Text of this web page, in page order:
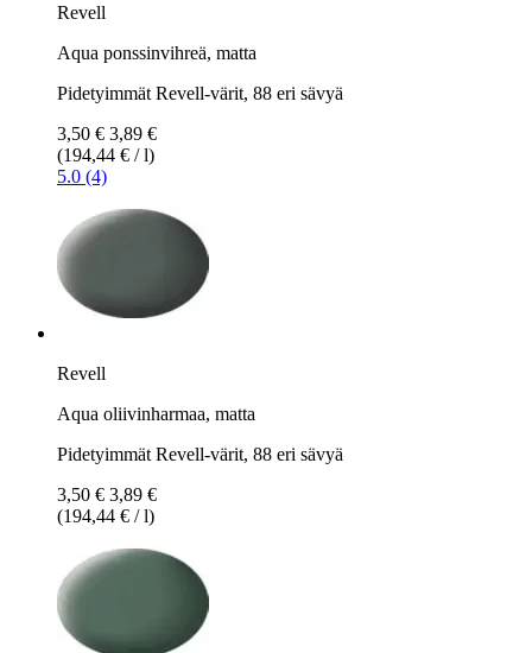
Revell
Aqua ponssinvihreä, matta
Pidetyimmät Revell-värit, 88 eri sävyä
3,50 € 3,89 €
(194,44 € / l)
5.0 (4)
Revell
Aqua oliivinharmaa, matta
Pidetyimmät Revell-värit, 88 eri sävyä
3,50 € 3,89 €
(194,44 € / l)